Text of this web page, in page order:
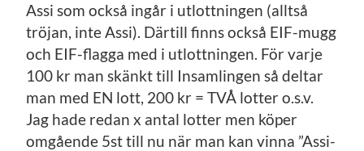
Assi som också ingår i utlottningen (alltså
tröjan, inte Assi). Därtill finns också EIF-mugg
och EIF-flagga med i utlottningen. För varje
100 kr man skänkt till Insamlingen så deltar
man med EN lott, 200 kr = TVÅ lotter o.s.v.
Jag hade redan x antal lotter men köper
omgående 5st till nu när man kan vinna ”Assi-